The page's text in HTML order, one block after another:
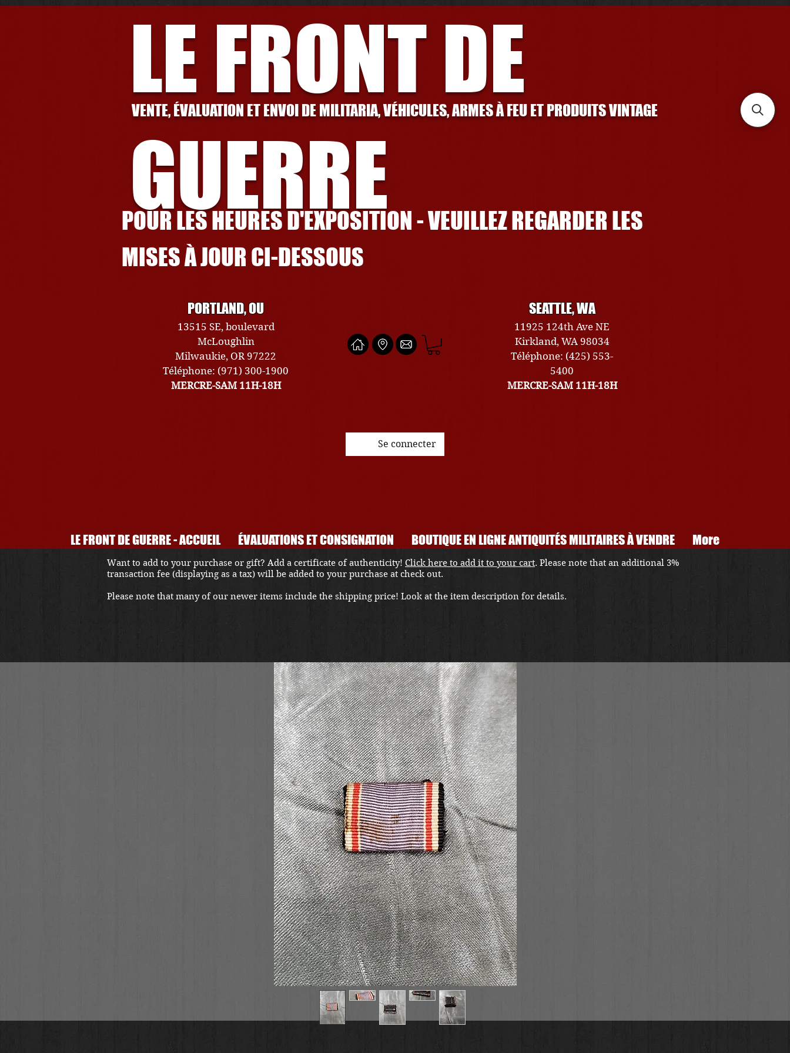
LE FRONT DE
GUERRE
VENTE, ÉVALUATION ET ENVOI DE MILITARIA, VÉHICULES, ARMES À FEU ET PRODUITS VINTAGE
POUR LES HEURES D'EXPOSITION - VEUILLEZ REGARDER LES
MISES À JOUR CI-DESSOUS
PORTLAND, OU
13515 SE, boulevard
McLoughlin
Milwaukie, OR 97222
Téléphone: (971) 300-1900
MERCRE-SAM 11H-18H
SEATTLE, WA
11925 124th Ave NE
Kirkland, WA 98034
Téléphone: (425) 553-
5400
MERCRE-SAM 11H-18H
Se connecter
LE FRONT DE GUERRE - ACCUEIL ÉVALUATIONS ET CONSIGNATION BOUTIQUE EN LIGNE ANTIQUITÉS MILITAIRES À VENDRE More
Want to add to your purchase or gift? Add a certificate of authenticity! Click here to add it to your cart. Please note that an additional 3%
transaction fee (displaying as a tax) will be added to your purchase at check out.
Please note that many of our newer items include the shipping price! Look at the item description for details.